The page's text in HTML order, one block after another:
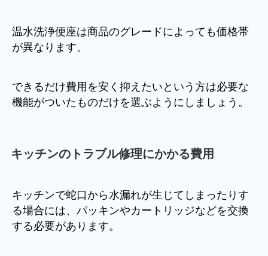
温水洗浄便座は商品のグレードによっても価格帯
が異なります。
できるだけ費用を安く抑えたいという方は必要な
機能がついたものだけを選ぶようにしましょう。
キッチンのトラブル修理にかかる費用
キッチンで蛇口から水漏れが生じてしまったりす
る場合には、パッキンやカートリッジなどを交換
する必要があります。